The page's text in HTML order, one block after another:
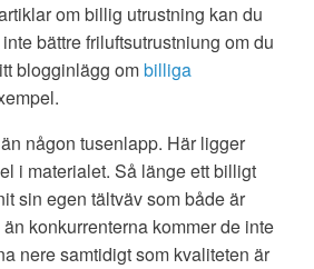
om billig utrustning kan du
bättre friluftsutrustniung om du
blogginlägg ombilliga
någon tusenlapp. Här ligger
i materialet. Så länge ett billigt
sin egen tältväv som både är
konkurrenterna kommer de inte
nere samtidigt som kvaliteten är